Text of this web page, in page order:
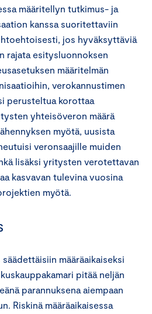
määritellyn tutkimus- ja
kanssa suoritettaviin
jos hyväksyttäviä
rajata esitysluonnoksen
määritelmän
verokannustimen
perusteltua korottaa
yhteisöveron määrä
myötä, uusista
veronsaajille muiden
lisäksi yritysten verotettavan
kasvavan tulevina vuosina
myötä.
määräaikaiseksi
pitää neljän
parannuksena aiempaan
Riskinä määräaikaisessa